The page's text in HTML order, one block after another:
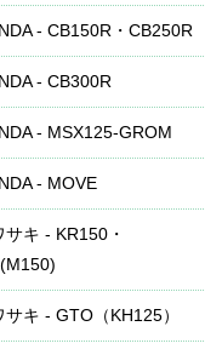
- CB150R・CB250R
- CB300R
- MSX125-GROM
- MOVE
サキ - KR150・
サキ - GTO（KH125）